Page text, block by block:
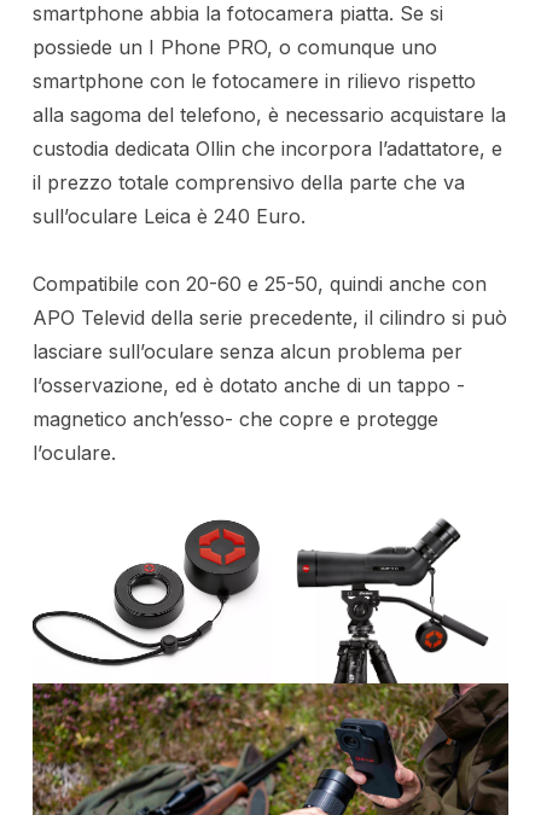
smartphone abbia la fotocamera piatta. Se si
possiede un I Phone PRO, o comunque uno
smartphone con le fotocamere in rilievo rispetto
alla sagoma del telefono, è necessario acquistare la
custodia dedicata Ollin che incorpora l’adattatore, e
il prezzo totale comprensivo della parte che va
sull’oculare Leica è 240 Euro.
Compatibile con 20-60 e 25-50, quindi anche con
APO Televid della serie precedente, il cilindro si può
lasciare sull’oculare senza alcun problema per
l’osservazione, ed è dotato anche di un tappo -
magnetico anch’esso- che copre e protegge
l’oculare.